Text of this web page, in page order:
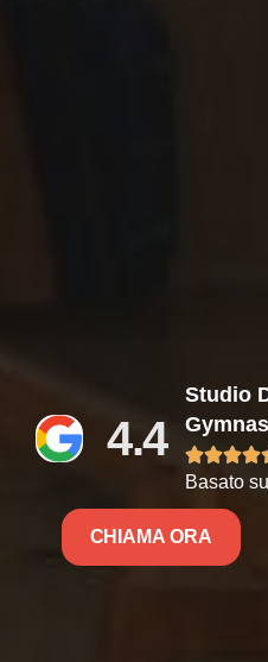
4.4
Studio

Basato
CHIAMA ORA